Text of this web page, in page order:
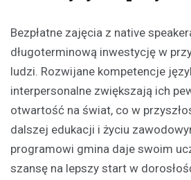
Bezpłatne zajęcia z native
długoterminową inwestycję w
ludzi. Rozwijane kompetencje
interpersonalne zwiększają ich
otwartość na świat, co w
dalszej edukacji i życiu
programowi gmina daje swoim
szansę na lepszy start w